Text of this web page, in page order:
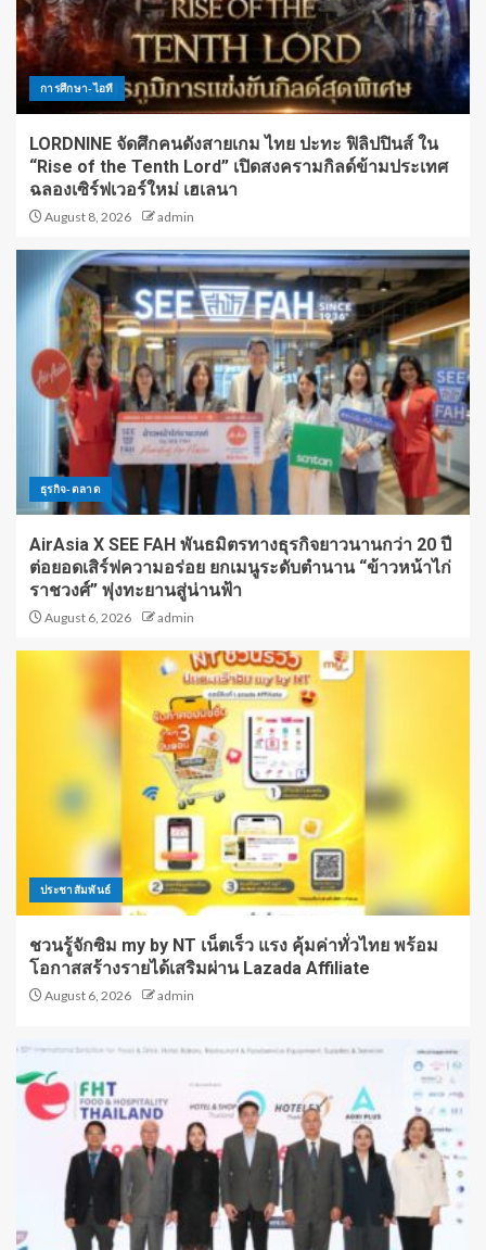
การศึกษา-ไอที
LORDNINE จัดศึกคนดังสายเกม ไทย ปะทะ ฟิลิปปินส์ ใน
“Rise of the Tenth Lord” เปิดสงครามกิลด์ข้ามประเทศ
ฉลองเซิร์ฟเวอร์ใหม่ เฮเลนา
August 8, 2026 admin
ธุรกิจ-ตลาด
AirAsia X SEE FAH พันธมิตรทางธุรกิจยาวนานกว่า 20 ปี
ต่อยอดเสิร์ฟความอร่อย ยกเมนูระดับตำนาน “ข้าวหน้าไก่
ราชวงศ์” พุ่งทะยานสู่น่านฟ้า
August 6, 2026 admin
ประชาสัมพันธ์
ชวนรู้จักซิม my by NT เน็ตเร็ว แรง คุ้มค่าทั่วไทย พร้อม
โอกาสสร้างรายได้เสริมผ่าน Lazada Affiliate
August 6, 2026 admin